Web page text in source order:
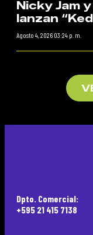
Nicky Jam
lanzan
Agosto 4, 2026 03:24 p. m.
Dpto. Comercial:
+595 21 415 7138